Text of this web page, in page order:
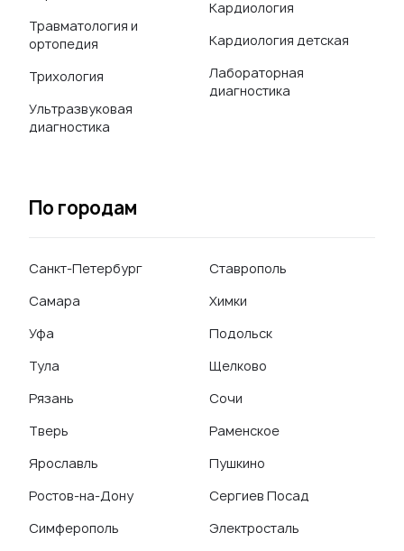
Травматология и
ортопедия
Трихология
Ультразвуковая
диагностика
Кардиология
Кардиология детская
Лабораторная
диагностика
По городам
Санкт-Петербург
Самара
Уфа
Тула
Рязань
Тверь
Ярославль
Ростов-на-Дону
Симферополь
Ставрополь
Химки
Подольск
Щелково
Сочи
Раменское
Пушкино
Сергиев Посад
Электросталь